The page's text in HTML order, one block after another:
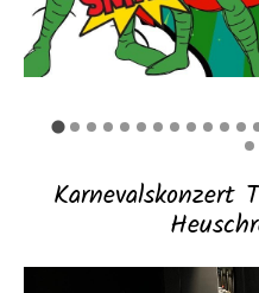
Karnevalskonzert